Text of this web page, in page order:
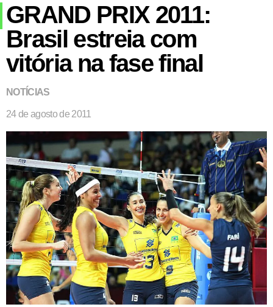
GRAND PRIX 2011:
Brasil estreia com
vitória na fase final
NOTÍCIAS
24 de agosto de 2011